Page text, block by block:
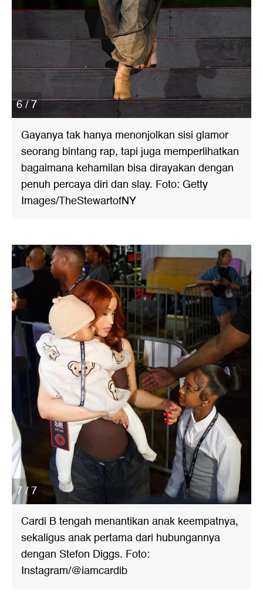
6 / 7
Gayanya tak hanya menonjolkan sisi glamor
seorang bintang rap, tapi juga memperlihatkan
bagaimana kehamilan bisa dirayakan dengan
penuh percaya diri dan slay. Foto: Getty
Images/TheStewartofNY
7 / 7
Cardi B tengah menantikan anak keempatnya,
sekaligus anak pertama dari hubungannya
dengan Stefon Diggs. Foto:
Instagram/@iamcardib